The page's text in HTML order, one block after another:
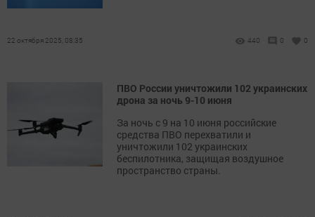
22 октября 2025, 08:35 440 0 0
ПВО России уничтожили 102 украинских
дрона за ночь 9-10 июня
За ночь с 9 на 10 июня российские
средства ПВО перехватили и
уничтожили 102 украинских
беспилотника, защищая воздушное
пространство страны.